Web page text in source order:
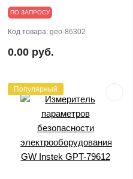
ПО ЗАПРОСУ
Код товара: geo-86302
0.00 руб.
Популярный